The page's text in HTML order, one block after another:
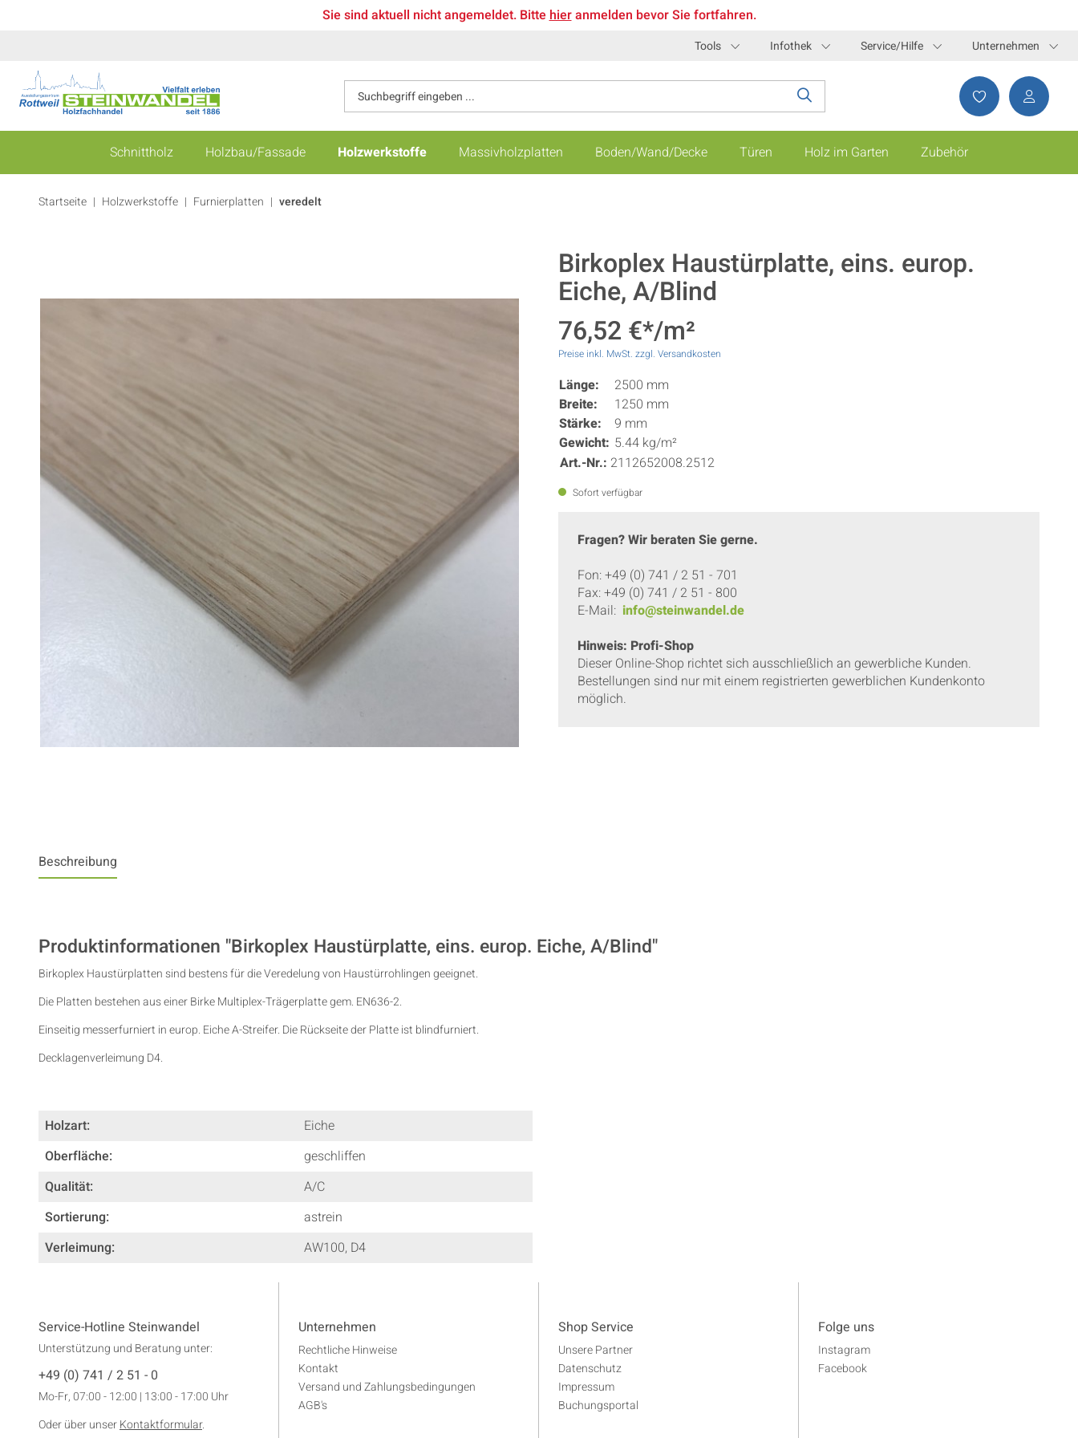
Sie sind aktuell nicht angemeldet. Bittehieranmelden bevor Sie fortfahren.
Tools Infothek Service/Hilfe Unternehmen
Schnittholz Holzbau/Fassade Holzwerkstoffe Massivholzplatten Boden/Wand/Decke Türen Holz im Garten Zubehör
Startseite Holzwerkstoffe | Furnierplatten | veredelt
Birkoplex Haustürplatte, eins. europ.
Eiche, A/Blind
76,52 €*/m²
Preise inkl. MwSt. zzgl. Versandkosten
Länge:
2500 mm
Breite:
1250 mm
Stärke:
9 mm
Gewicht: 5.44 kg/m²
Art.-Nr.: 2112652008.2512
Sofort verfügbar
Fragen? Wir beraten Sie gerne.
Fon: +49 (0) 741 / 2 51 - 701
Fax: +49 (0) 741 / 2 51 - 800
E-Mail: info@steinwandel.de
Hinweis: Profi-Shop
Dieser Online-Shop richtet sich ausschließlich an gewerbliche Kunden.
Bestellungen sind nur mit einem registrierten gewerblichen Kundenkonto
möglich.
Beschreibung
Produktinformationen "Birkoplex Haustürplatte, eins. europ. Eiche, A/Blind"
Birkoplex Haustürplatten sind bestens für die Veredelung von Haustürrohlingen geeignet.
Die Platten bestehen aus einer Birke Multiplex-Trägerplatte gem. EN636-2.
Einseitig messerfurniert in europ. Eiche A-Streifer. Die Rückseite der Platte ist blindfurniert.
Decklagenverleimung D4.
Holzart:
Eiche
Oberfläche:
geschliffen
Qualität:
A/C
Sortierung:
astrein
Verleimung:
AW100, D4
Service-Hotline Steinwandel
Unterstützung und Beratung unter:
+49 (0) 741 / 2 51 - 0
Mo-Fr, 07:00 - 12:00 | 13:00 - 17:00 Uhr
Oder über unserKontaktformular.
Unternehmen
Rechtliche Hinweise
Kontakt
Versand und Zahlungsbedingungen
AGB's
Shop Service
Unsere Partner
Datenschutz
Impressum
Buchungsportal
Folge uns
Instagram
Facebook